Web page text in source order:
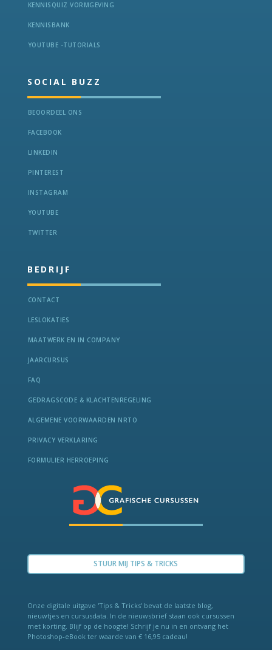
KENNISQUIZ VORMGEVING
KENNISBANK
YOUTUBE -TUTORIALS
SOCIAL BUZZ
BEOORDEEL ONS
FACEBOOK
LINKEDIN
PINTEREST
INSTAGRAM
YOUTUBE
TWITTER
BEDRIJF
CONTACT
LESLOKATIES
MAATWERK EN IN COMPANY
JAARCURSUS
FAQ
GEDRAGSCODE & KLACHTENREGELING
ALGEMENE VOORWAARDEN NRTO
PRIVACY VERKLARING
FORMULIER HERROEPING
STUUR MIJ TIPS & TRICKS
Onze digitale uitgave 'Tips & Tricks' bevat de laat­ste blog,
nieuwtjes en cursus­data. In de nieuws­brief staan ook cur­sus­sen
met kor­ting. Blijf op de hoogte! Schrijf je nu in en ontvang het
Photo­shop-eBook ter waarde van € 16,95 cadeau!